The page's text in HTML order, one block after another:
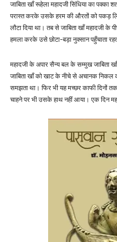
जाबिता खाँ रूहेला महादजी सिंधिया का
परास्त करके उसके हरम की औरतों को पकड़
लौटा दिया था। तब से जाबिता खाँ महादजी के
हमला करके उसे छोटा-बड़ा नुक्सान पहुँचाता
महादजी के अपार सैन्य बल के सम्मुख जाबिता
जाबिता खाँ को खाट के नीचे से अचानक
समझता था। फिर भी यह मच्छर काफी दिनों
चाहने पर भी उसके हाथ नहीं आया। एक दिन